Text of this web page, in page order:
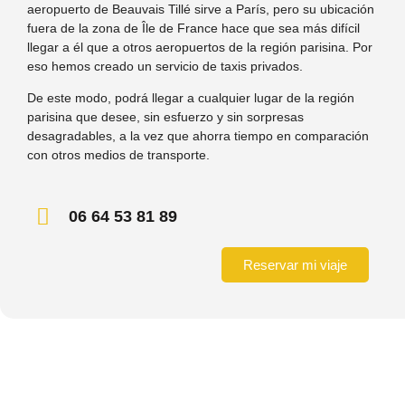
aeropuerto de Beauvais Tillé sirve a París, pero su ubicación
fuera de la zona de Île de France hace que sea más difícil
llegar a él que a otros aeropuertos de la región parisina. Por
eso hemos creado un servicio de taxis privados.
De este modo, podrá llegar a cualquier lugar de la región
parisina que desee, sin esfuerzo y sin sorpresas
desagradables, a la vez que ahorra tiempo en comparación
con otros medios de transporte.
06 64 53 81 89
Reservar mi viaje